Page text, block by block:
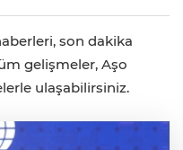
son dakika
gelişmeler, Aşo
ulaşabilirsiniz.